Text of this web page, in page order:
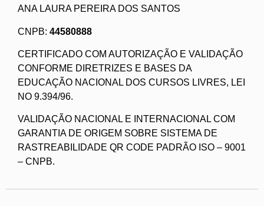
ANA LAURA PEREIRA DOS SANTOS
CNPB: 44580888
CERTIFICADO COM AUTORIZAÇÃO E VALIDAÇÃO
CONFORME DIRETRIZES E BASES DA
EDUCAÇÃO NACIONAL DOS CURSOS LIVRES, LEI
NO 9.394/96.
VALIDAÇÃO NACIONAL E INTERNACIONAL COM
GARANTIA DE ORIGEM SOBRE SISTEMA DE
RASTREABILIDADE QR CODE PADRÃO ISO – 9001
– CNPB.